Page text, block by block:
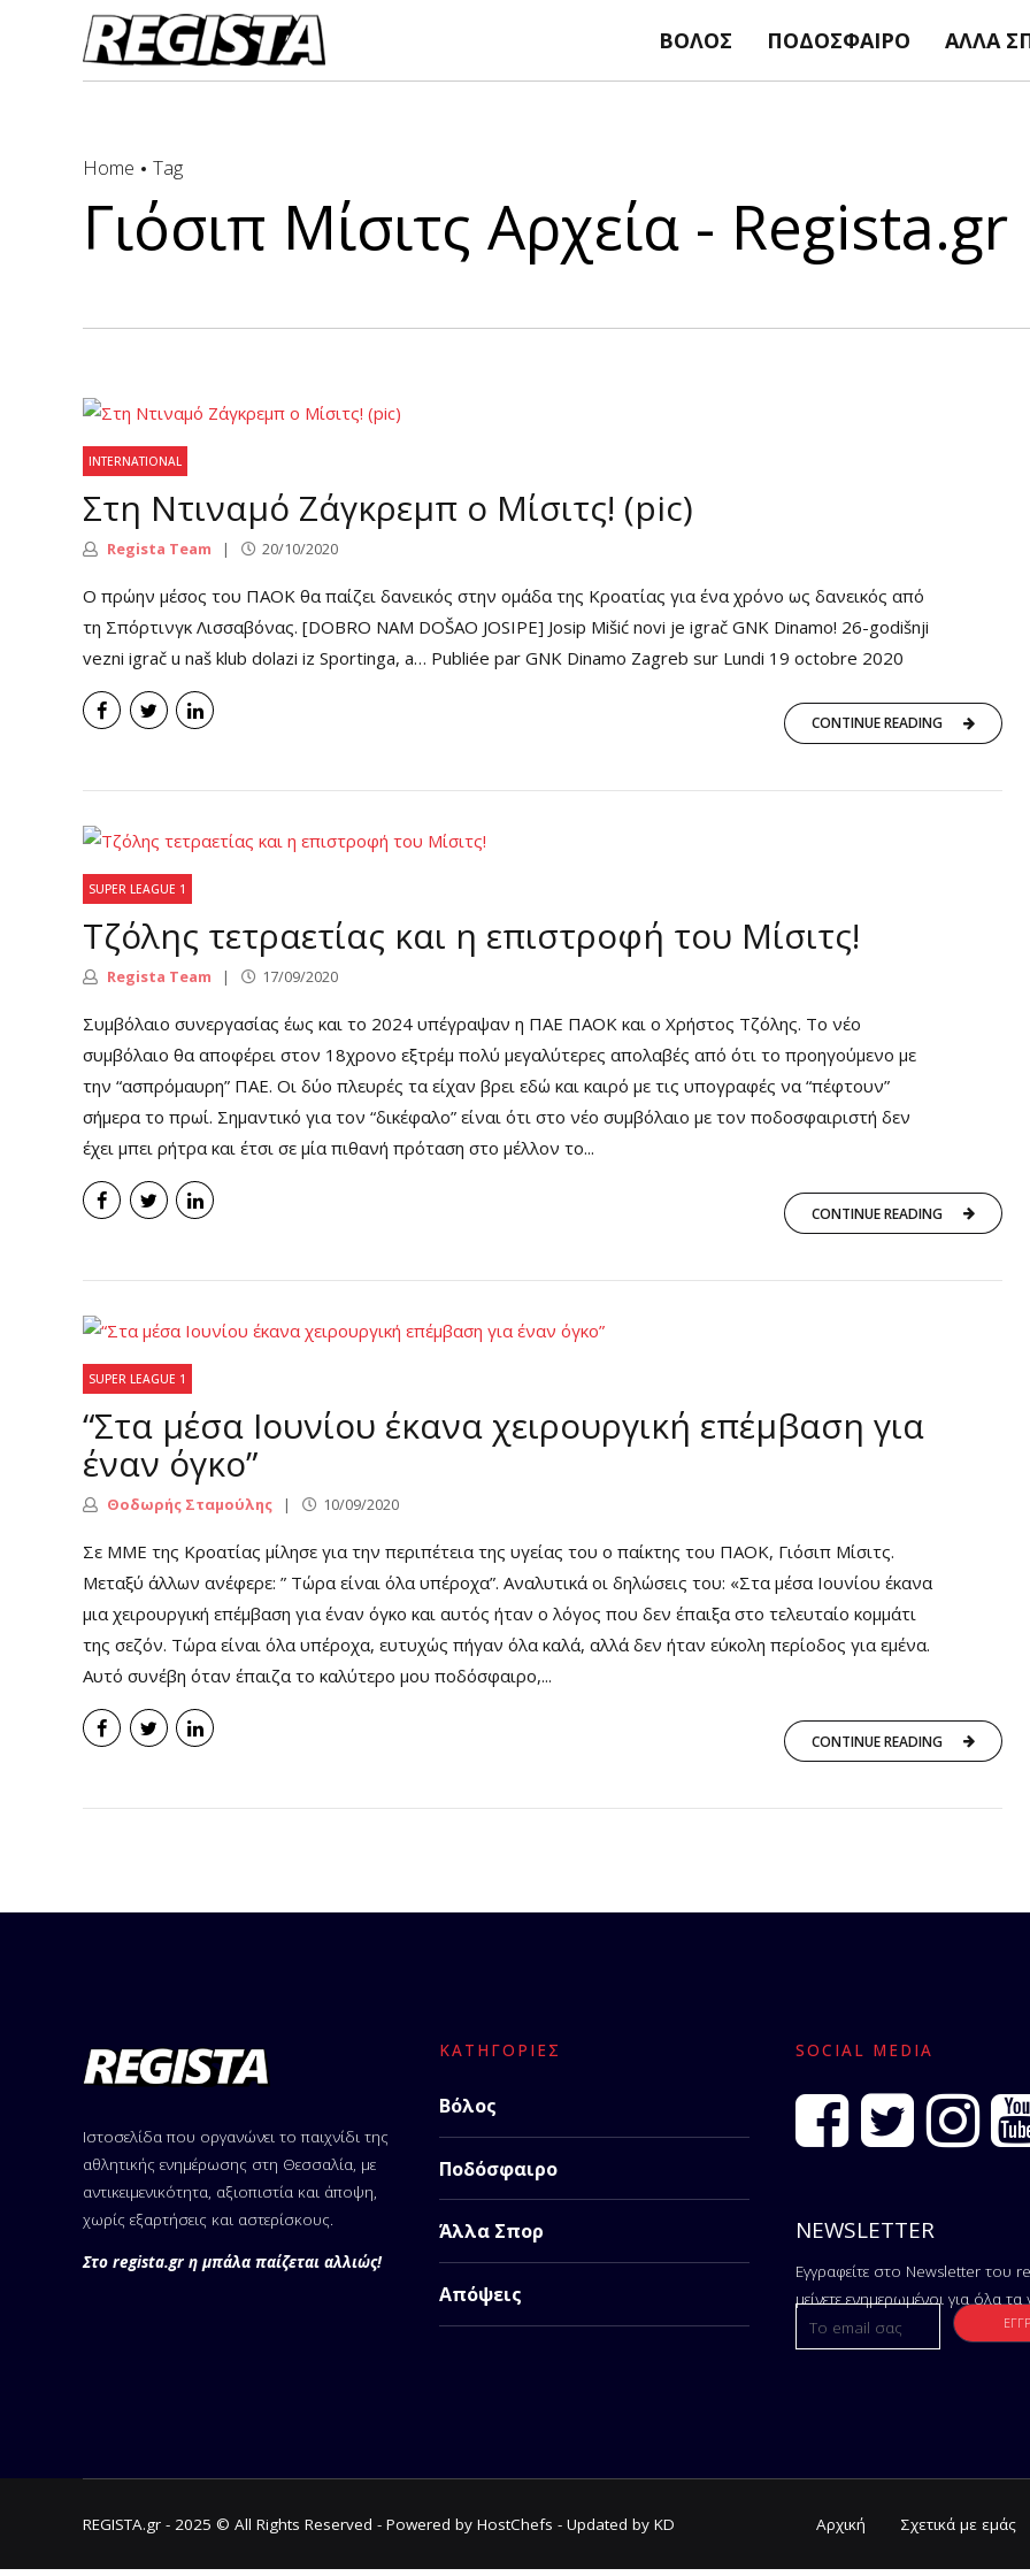
ΒΌΛΟΣ ΠΟΔΌΣΦΑΙΡΟ ΆΛΛΑ
Home Tag
Γιόσιπ Μίσιτς Αρχεία - Regista.gr
INTERNATIONAL
Στη Ντιναμό Ζάγκρεμπ ο Μίσιτς! (pic)
Regista Team 20/10/2020
Ο πρώην μέσος του ΠΑΟΚ θα παίζει δανεικός στην ομάδα της Κροατίας για ένα χρόνο ως δανεικός από
τη Σπόρτινγκ Λισσαβόνας. [DOBRO NAM DOŠAO JOSIPE] Josip Mišić novi je igrač GNK Dinamo! 26-godišnji
vezni igrač u naš klub dolazi iz Sportinga, a… Publiée par GNK Dinamo Zagreb sur Lundi 19 octobre 2020
CONTINUE READING
SUPER LEAGUE 1
Τζόλης τετραετίας και η επιστροφή του Μίσιτς!
Regista Team 17/09/2020
Συμβόλαιο συνεργασίας έως και το 2024 υπέγραψαν η ΠΑΕ ΠΑΟΚ και ο Χρήστος Τζόλης. Το νέο
συμβόλαιο θα αποφέρει στον 18χρονο εξτρέμ πολύ μεγαλύτερες απολαβές από ότι το προηγούμενο με
την “ασπρόμαυρη” ΠΑΕ. Οι δύο πλευρές τα είχαν βρει εδώ και καιρό με τις υπογραφές να “πέφτουν”
σήμερα το πρωί. Σημαντικό για τον “δικέφαλο” είναι ότι στο νέο συμβόλαιο με τον ποδοσφαιριστή δεν
έχει μπει ρήτρα και έτσι σε μία πιθανή πρόταση στο μέλλον το...
CONTINUE READING
SUPER LEAGUE 1
“Στα μέσα Ιουνίου έκανα χειρουργική επέμβαση για
έναν όγκο”
Θοδωρής Σταμούλης 10/09/2020
Σε ΜΜΕ της Κροατίας μίλησε για την περιπέτεια της υγείας του ο παίκτης του ΠΑΟΚ, Γιόσιπ Μίσιτς.
Μεταξύ άλλων ανέφερε: ” Τώρα είναι όλα υπέροχα”. Αναλυτικά οι δηλώσεις του: «Στα μέσα Ιουνίου έκανα
μια χειρουργική επέμβαση για έναν όγκο και αυτός ήταν ο λόγος που δεν έπαιξα στο τελευταίο κομμάτι
της σεζόν. Τώρα είναι όλα υπέροχα, ευτυχώς πήγαν όλα καλά, αλλά δεν ήταν εύκολη περίοδος για εμένα.
Αυτό συνέβη όταν έπαιζα το καλύτερο μου ποδόσφαιρο,...
CONTINUE READING
Ιστοσελίδα που οργανώνει το παιχνίδι της
αθλητικής ενημέρωσης στη Θεσσαλία, με
αντικειμενικότητα, αξιοπιστία και άποψη,
χωρίς εξαρτήσεις και αστερίσκους.
Στο regista.gr η μπάλα παίζεται αλλιώς!
ΚΑΤΗΓΟΡΊΕΣ
Βόλος
Ποδόσφαιρο
Άλλα Σπορ
Απόψεις
SOCIAL MEDIA
NEWSLETTER
Εγγραφείτε στο Newsletter του
μείνετε ενημερωμένοι για όλα τα
REGISTA.gr - 2025 © All Rights Reserved - Powered by HostChefs - Updated by KD Αρχική Σχετικά με εμάς